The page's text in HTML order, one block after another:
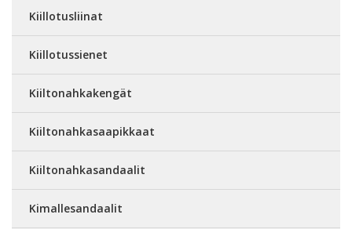
Kiillotusliinat
Kiillotussienet
Kiiltonahkakengät
Kiiltonahkasaapikkaat
Kiiltonahkasandaalit
Kimallesandaalit